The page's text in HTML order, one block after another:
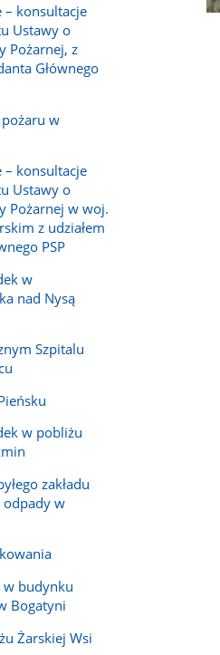
– konsultacje
Ustawy o
Pożarnej, z
Głównego
w
– konsultacje
Ustawy o
Pożarnej w woj.
z udziałem
PSP
w
nad Nysą
Szpitalu
w pobliżu
zakładu
odpady w
w budynku
Bogatyni
Żarskiej Wsi